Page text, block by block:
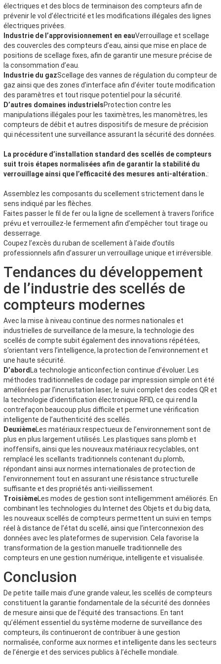
électriques et des blocs de terminaison des compteurs afin de
prévenir le vol d’électricité et les modifications illégales des lignes
électriques privées.
Industrie de l’approvisionnement en eauVerrouillage et scellage
des couvercles des compteurs d’eau, ainsi que mise en place de
positions de scellage fixes, afin de garantir une mesure précise de
la consommation d’eau.
Industrie du gazScellage des vannes de régulation du compteur de
gaz ainsi que des zones d’interface afin d’éviter toute modification
des paramètres et tout risque potentiel pour la sécurité.
D’autres domaines industrielsProtection contre les
manipulations illégales pour les taximètres, les manomètres, les
compteurs de débit et autres dispositifs de mesure de précision
qui nécessitent une surveillance assurant la sécurité des données.
La procédure d’installation standard des scellés de compteurs
suit trois étapes normalisées afin de garantir la stabilité du
verrouillage ainsi que l’efficacité des mesures anti-altération.:
Assemblez les composants du scellement strictement dans le
sens indiqué par les flèches.
Faites passer le fil de fer ou la ligne de scellement à travers l’orifice
prévu et verrouillez-le fermement afin d’empêcher tout tirage ou
desserrage.
Coupez l’excès du ruban de scellement à l’aide d’outils
professionnels afin d’assurer un verrouillage unique et irréversible.
Tendances du développement
de l’industrie des scellés de
compteurs modernes
Avec la mise à niveau continue des normes nationales et
industrielles de surveillance de la mesure, la technologie des
scellés de compte subit également des innovations répétées,
s’orientant vers l’intelligence, la protection de l’environnement et
une haute sécurité.
D’abord La technologie anticonfection continue d’évoluer. Les
méthodes traditionnelles de codage par impression simple ont été
améliorées par l’incrustation laser, le suivi complet des codes QR et
la technologie d’identification électronique RFID, ce qui rend la
contrefaçon beaucoup plus difficile et permet une vérification
intelligente de l’authenticité des scellés.
DeuxièmeLes matériaux respectueux de l’environnement sont de
plus en plus largement utilisés. Les plastiques sans plomb et
inoffensifs, ainsi que les nouveaux matériaux recyclables, ont
remplacé les scellants traditionnels contenant du plomb,
répondant ainsi aux normes internationales de protection de
l’environnement tout en assurant une résistance structurelle
suffisante et des propriétés anti-vieillissement.
TroisièmeLes modes de gestion sont intelligemment améliorés. En
combinant les technologies du Internet des Objets et du big data,
les nouveaux scellés de compteurs permettent un suivi en temps
réel à distance de l’état du scellé, ainsi que l’interconnexion des
données avec les plateformes de supervision. Cela favorise la
transformation de la gestion manuelle traditionnelle des
compteurs en une gestion numérique, intelligente et visualisée.
Conclusion
De petite taille mais d’une grande valeur, les scellés de compteurs
constituent la garantie fondamentale de la sécurité des données
de mesure ainsi que de l’équité des transactions. En tant
qu’élément essentiel du système moderne de surveillance des
compteurs, ils continueront de contribuer à une gestion
normalisée, conforme aux normes et intelligente dans les secteurs
de l’énergie et des services publics à l’échelle mondiale.